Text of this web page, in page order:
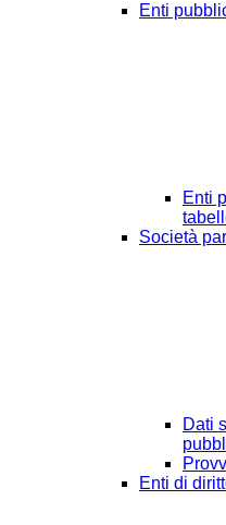
Enti
Enti
Società
Dati
Enti di